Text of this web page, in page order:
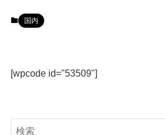
国内
[wpcode id="53509"]